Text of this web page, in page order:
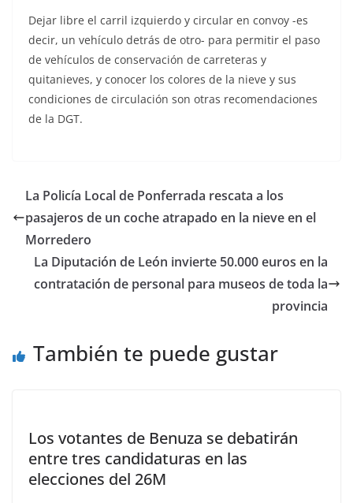
Dejar libre el carril izquierdo y circular en convoy -es
decir, un vehículo detrás de otro- para permitir el paso
de vehículos de conservación de carreteras y
quitanieves, y conocer los colores de la nieve y sus
condiciones de circulación son otras recomendaciones
de la DGT.
La Policía Local de Ponferrada rescata a los
pasajeros de un coche atrapado en la nieve en el
Morredero
La Diputación de León invierte 50.000 euros en la
contratación de personal para museos de toda la
provincia
También te puede gustar
Los votantes de Benuza se debatirán
entre tres candidaturas en las
elecciones del 26M